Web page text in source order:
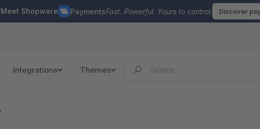
Meet Shopware PaymentsFast. Powerful. Yours to control. Discover
Integrations Themes